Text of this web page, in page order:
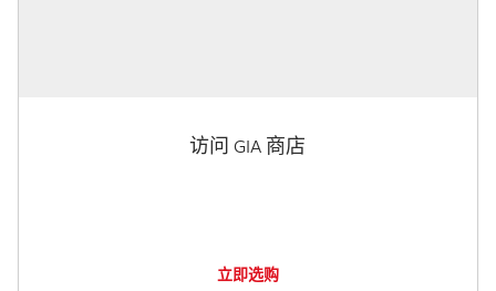
访问 GIA 商店
立即选购